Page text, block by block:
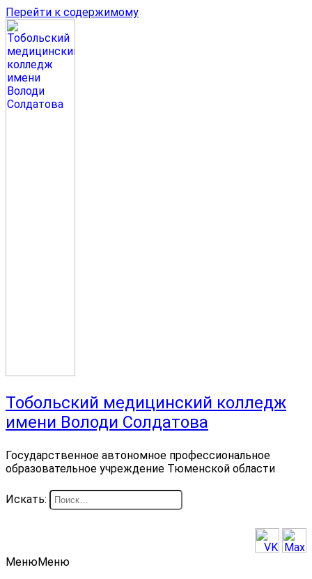
Перейти к содержимому
Тобольский медицинский колледж
имени Володи Солдатова
Государственное автономное профессиональное
образовательное учреждение Тюменской области
Искать:
МенюМеню